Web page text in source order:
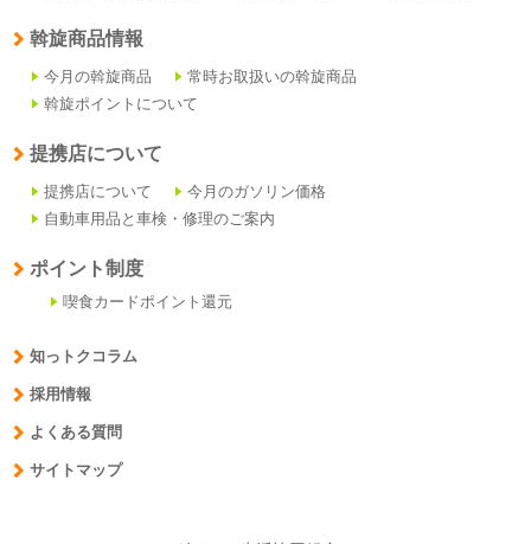
斡旋商品情報
今月の斡旋商品
常時お取扱いの斡旋商品
斡旋ポイントについて
提携店について
提携店について
今月のガソリン価格
自動車用品と車検・修理のご案内
ポイント制度
喫食カードポイント還元
知っトクコラム
採用情報
よくある質問
サイトマップ